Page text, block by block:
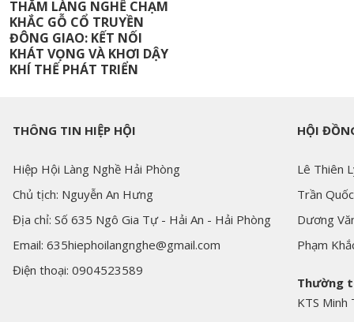
THĂM LÀNG NGHỀ CHẠM
KHẮC GỖ CỔ TRUYỀN
ĐÔNG GIAO: KẾT NỐI
KHÁT VỌNG VÀ KHƠI DẬY
KHÍ THẾ PHÁT TRIỂN
THÔNG TIN HIỆP HỘI
Hiệp Hội Làng Nghề Hải Phòng
Chủ tịch: Nguyễn An Hưng
Địa chỉ: Số 635 Ngô Gia Tự - Hải An - Hải Phòng
Email: 635hiephoilangnghe@gmail.com
Điện thoại: 0904523589
HỘI
Lê Thiên
Trần
Dương
Phạm
Thường
KTS Minh